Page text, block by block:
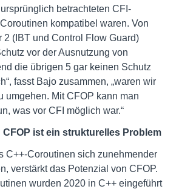
betrachteten CFI-
kompatibel waren. Von
2 (IBT und Control Flow Guard)
vor der Ausnutzung von
die übrigen 5 gar keinen Schutz
fasst Bajo zusammen, „waren wir
umgehen. Mit CFOP kann man
was vor CFI möglich war.“
CFOP ist ein strukturelles Problem
C++-Coroutinen sich zunehmender
verstärkt das Potenzial von CFOP.
wurden 2020 in C++ eingeführt